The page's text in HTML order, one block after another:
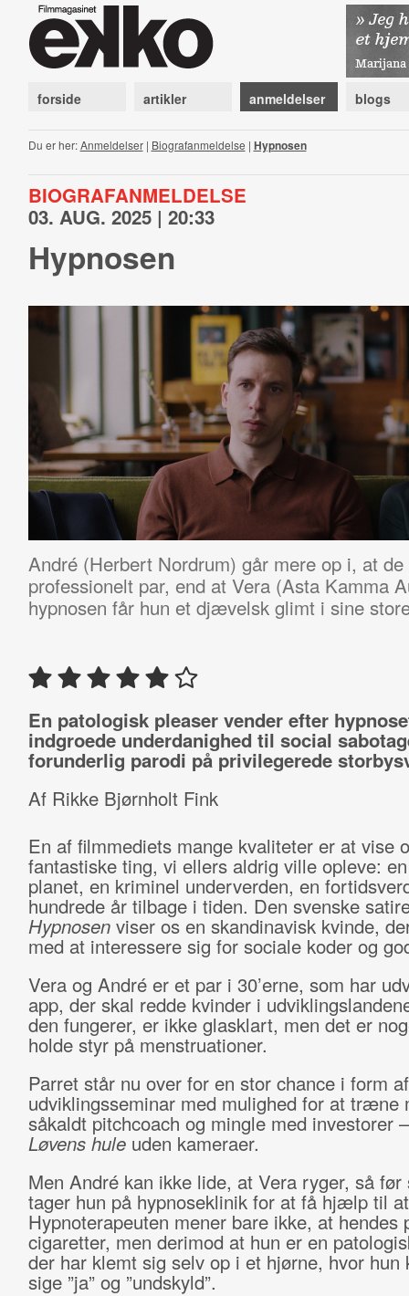
forside artikler anmeldelser blogs
Du er her:Anmeldelser| Biografanmeldelse | Hypnosen
BIOGRAFANMELDELSE
03. AUG. 2025 | 20:33
Hypnosen
André (Herbert Nordrum) går mere op i, at
professionelt par, end at Vera (Asta Kamma
hypnosen får hun et djævelsk glimt i sine
En patologisk pleaser vender efter
indgroede underdanighed til social
forunderlig parodi på privilegerede
Af Rikke Bjørnholt Fink
En af filmmediets mange kvaliteter er at vise
fantastiske ting, vi ellers aldrig ville opleve:
planet, en kriminel underverden, en
hundrede år tilbage i tiden. Den svenske
Hypnosenviser os en skandinavisk kvinde,
med at interessere sig for sociale koder og
Vera og André er et par i 30’erne, som har
app, der skal redde kvinder i
den fungerer, er ikke glasklart, men det er
holde styr på menstruationer.
Parret står nu over for en stor chance i form
udviklingsseminar med mulighed for at træne
såkaldt pitchcoach og mingle med investorer
Løvens huleuden kameraer.
Men André kan ikke lide, at Vera ryger, så før
tager hun på hypnoseklinik for at få hjælp til
Hypnoterapeuten mener bare ikke, at hendes
cigaretter, men derimod at hun er en
der har klemt sig selv op i et hjørne, hvor hun
sige ”ja” og ”undskyld”.